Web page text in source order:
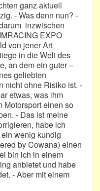
ganz aktuell
- Was denn nun? -
inzwischen
EXPO
von jener Art
in die Welt des
an dem ein guter –
geliebten
nicht ohne Risiko ist. -
etwas, was ihm
Motorsport einen so
- Das ist meine
habe ich
wenig kundig
by Cowana) einen
bin ich in einem
anbietet und habe
- Aber mit einem